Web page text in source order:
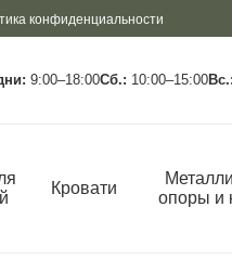
конфиденциальности
9:00–18:00Сб.: 10:00–15:00
Кровати
опоры и